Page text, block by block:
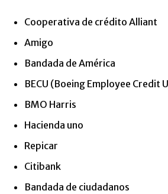
Cooperativa de crédito Alliant
Amigo
Bandada de América
BECU (Boeing Employee Credit
BMO Harris
Hacienda uno
Repicar
Citibank
Bandada de ciudadanos